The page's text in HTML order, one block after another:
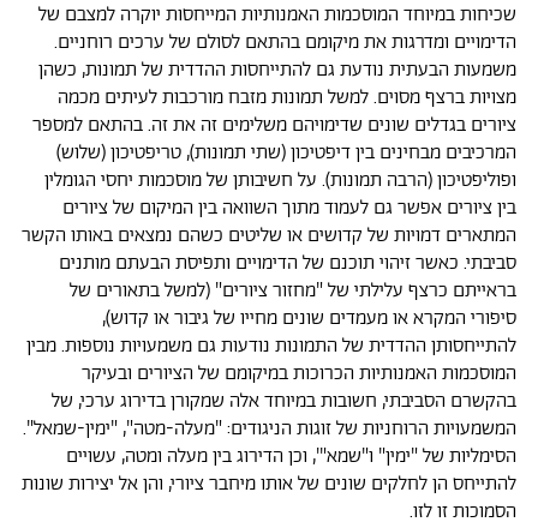
שכיחות במיוחד המוסכמות האמנותיות המייחסות יוקרה למצבם של
הדימויים ומדרגות את מיקומם בהתאם לסולם של ערכים רוחניים.
משמעות הבעתית נודעת גם להתייחסות ההדדית של תמונות, כשהן
מצויות ברצף מסוים. למשל תמונות מזבח מורכבות לעיתים מכמה
ציורים בגדלים שונים שדימויהם משלימים זה את זה. בהתאם למספר
המרכיבים מבחינים בין דיפטיכון (שתי תמונות), טריפטיכון (שלוש)
ופוליפטיכון (הרבה תמונות). על חשיבותן של מוסכמות יחסי הגומלין
בין ציורים אפשר גם לעמוד מתוך השוואה בין המיקום של ציורים
המתארים דמויות של קדושים או שליטים כשהם נמצאים באותו הקשר
סביבתי. כאשר זיהוי תוכנם של הדימויים ותפיסת הבעתם מותנים
בראייתם כרצף עלילתי של "מחזור ציורים" (למשל בתאורים של
סיפורי המקרא או מעמדים שונים מחייו של גיבור או קדוש),
להתייחסותן ההדדית של התמונות נודעות גם משמעויות נוספות. מבין
המוסכמות האמנותיות הכרוכות במיקומם של הציורים ובעיקר
בהקשרם הסביבתי, חשובות במיוחד אלה שמקורן בדירוג ערכי, של
המשמעויות הרוחניות של זוגות הניגודים: "מעלה-מטה", "ימין-שמאל".
הסימליות של "ימין" ו"שמא"', וכן הדירוג בין מעלה ומטה, עשויים
להתייחס הן לחלקים שונים של אותו מיחבר ציורי, והן אל יצירות שונות
הסמוכות זו לזו.